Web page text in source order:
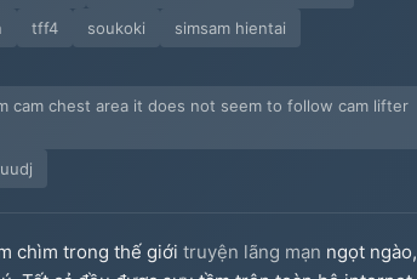
tff4 soukoki
simsam hientai
cam chest area it does not seem to follow cam lifter
chìm trong thế giới truyện lãng mạn ngọt ngào,